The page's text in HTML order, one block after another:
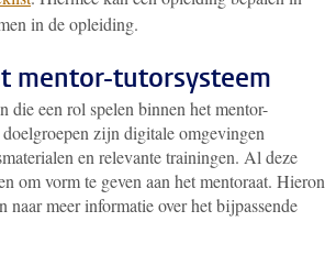
in de opleiding.
mentor-tutorsysteem
die een rol spelen binnen het mentor-
zijn digitale omgevingen
en relevante trainingen. Al deze
om vorm te geven aan het mentoraat.
meer informatie over het bijpassende